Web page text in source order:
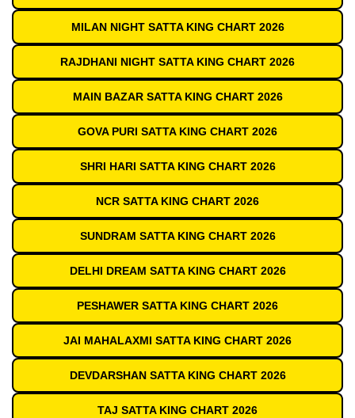
MILAN NIGHT SATTA KING CHART 2026
RAJDHANI NIGHT SATTA KING CHART 2026
MAIN BAZAR SATTA KING CHART 2026
GOVA PURI SATTA KING CHART 2026
SHRI HARI SATTA KING CHART 2026
NCR SATTA KING CHART 2026
SUNDRAM SATTA KING CHART 2026
DELHI DREAM SATTA KING CHART 2026
PESHAWER SATTA KING CHART 2026
JAI MAHALAXMI SATTA KING CHART 2026
DEVDARSHAN SATTA KING CHART 2026
TAJ SATTA KING CHART 2026